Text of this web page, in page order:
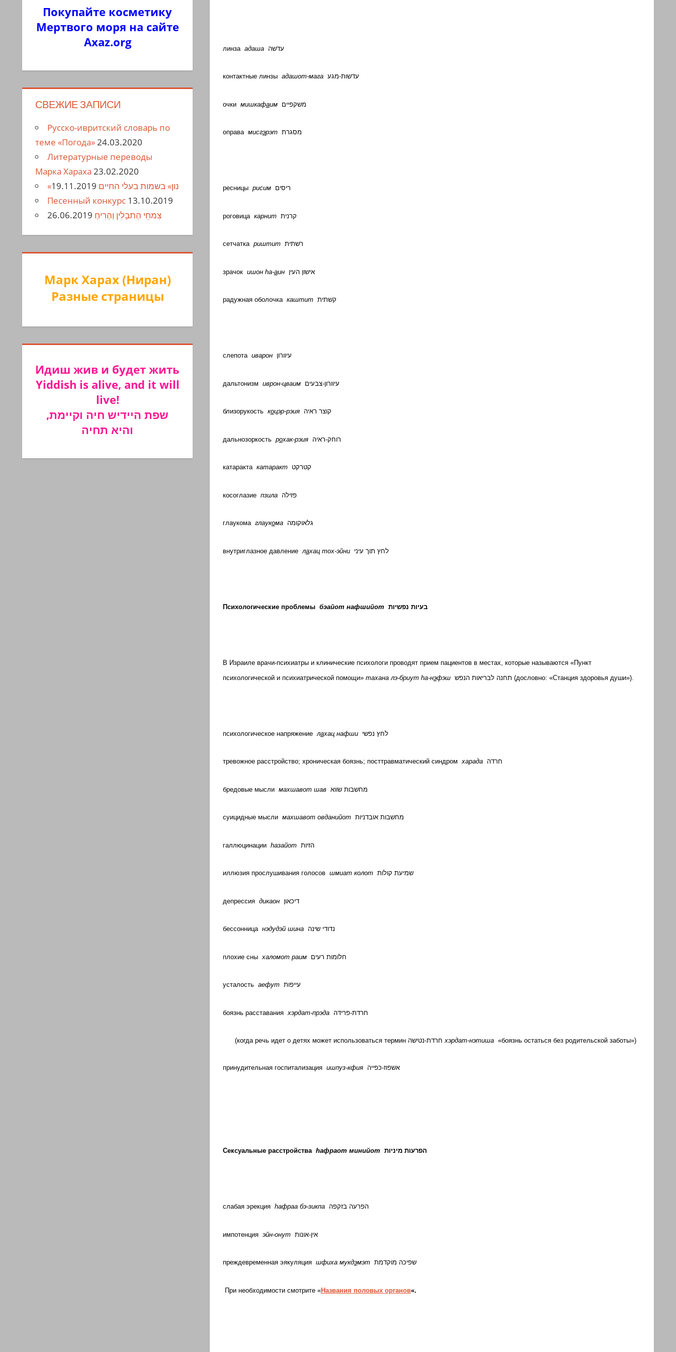
линза адаша עדשה
контактные линзы адашот-мага עדשות-מגע
очки мишкафаим משקפיים
оправа мисгэрэт מסגרת
ресницы рисим ריסים
роговица карнит קרנית
сетчатка риштит רשתית
зрачок ишон hа-аин אישון העין
радужная оболочка каштит קשתית
слепота иварон עיוורון
дальтонизм иврон-цваим עיוורון-צבעים
близорукость коцэр-рэия קוצר ראיה
дальнозоркость рохак-рэия רוחק-ראיה
катаракта катаракт קטרקט
косоглазие пзила פזילה
глаукома глаукома גלאוקומה
внутриглазное давление лахац тох-эйни לחץ תוך עיני
Психологические проблемы бэайот нафшийот בעיות נפשיות
В Израиле врачи-психиатры и клинические психологи проводят прием пациентов в местах, которые называются «Пункт
психологической и психиатрической помощи» тахана лэ-бриут hа-нэфэш תחנה לבריאות הנפש (дословно: «Станция здоровья души»).
психологическое напряжение лахац нафши לחץ נפשי
тревожное расстройство; хроническая боязнь; посттравматический синдромхарада חרדה
бредовые мысли махшавот шав מחשבות שווא
суицидные мысли махшавот овданийот מחשבות אובדניות
галлюцинации hазайот הזיות
иллюзия прослушивания голосов шмиат колот שמיעת קולות
депрессия дикаон דיכאון
бессонница нэдудэй шина נדודי שינה
плохие сны халомот раим חלומות רעים
усталость аефут עייפות
боязнь расставания хэрдат-прэда חרדת-פרידה
(когда речь идет о детях может использоваться термин חרדת-נטישה хэрдат-нэтиша «боязнь остаться без родительской заботы»)
принудительная госпитализация ишпуз-кфия אשפוז-כפייה
Сексуальные расстройства hафраот минийот הפרעות מיניות
слабая эрекция hафраа бэ-зикпа הפרעה בזקפה
импотенция эйн-онут אין-אונות
преждевременная эякуляция шфиха мукдэмэт שפיכה מוקדמת
При необходимости смотрите «Названия половых органов«.
Покупайте косметику
Мертвого моря на сайте
Axaz.org
СВЕЖИЕ ЗАПИСИ
Русско-ивритский словарь по
теме «Погода»24.03.2020
Литературные переводы
Марка Хараха 23.02.2020
«נון» בשמות בעלי החיים 19.11.2019
Песенный конкурс 13.10.2019
צִמחֵי הַתבָלִין וְהַרִיחַ 26.06.2019
Марк Харах (Ниран)
Разные страницы
Идиш жив и будет жить
Yiddish is alive, and it will
live!
שפת היידיש חיה וקיימת,
והיא תחיה